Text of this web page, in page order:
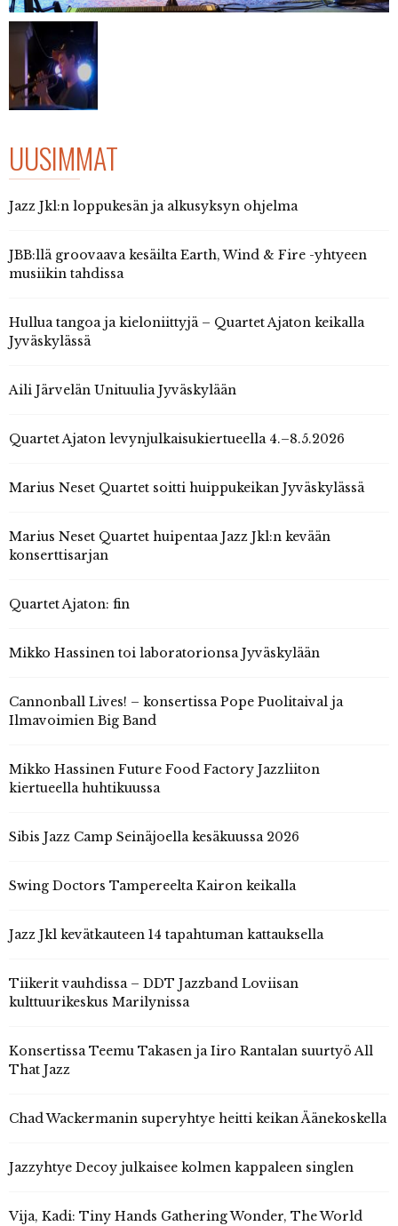
UUSIMMAT
Jazz Jkl:n loppukesän ja alkusyksyn ohjelma
JBB:llä groovaava kesäilta Earth, Wind & Fire -yhtyeen
musiikin tahdissa
Hullua tangoa ja kieloniittyjä – Quartet Ajaton keikalla
Jyväskylässä
Aili Järvelän Unituulia Jyväskylään
Quartet Ajaton levynjulkaisukiertueella 4.–8.5.2026
Marius Neset Quartet soitti huippukeikan Jyväskylässä
Marius Neset Quartet huipentaa Jazz Jkl:n kevään
konserttisarjan
Quartet Ajaton: fin
Mikko Hassinen toi laboratorionsa Jyväskylään
Cannonball Lives! – konsertissa Pope Puolitaival ja
Ilmavoimien Big Band
Mikko Hassinen Future Food Factory Jazzliiton
kiertueella huhtikuussa
Sibis Jazz Camp Seinäjoella kesäkuussa 2026
Swing Doctors Tampereelta Kairon keikalla
Jazz Jkl kevätkauteen 14 tapahtuman kattauksella
Tiikerit vauhdissa – DDT Jazzband Loviisan
kulttuurikeskus Marilynissa
Konsertissa Teemu Takasen ja Iiro Rantalan suurtyö All
That Jazz
Chad Wackermanin superyhtye heitti keikan Äänekoskella
Jazzyhtye Decoy julkaisee kolmen kappaleen singlen
Vija, Kadi: Tiny Hands Gathering Wonder, The World